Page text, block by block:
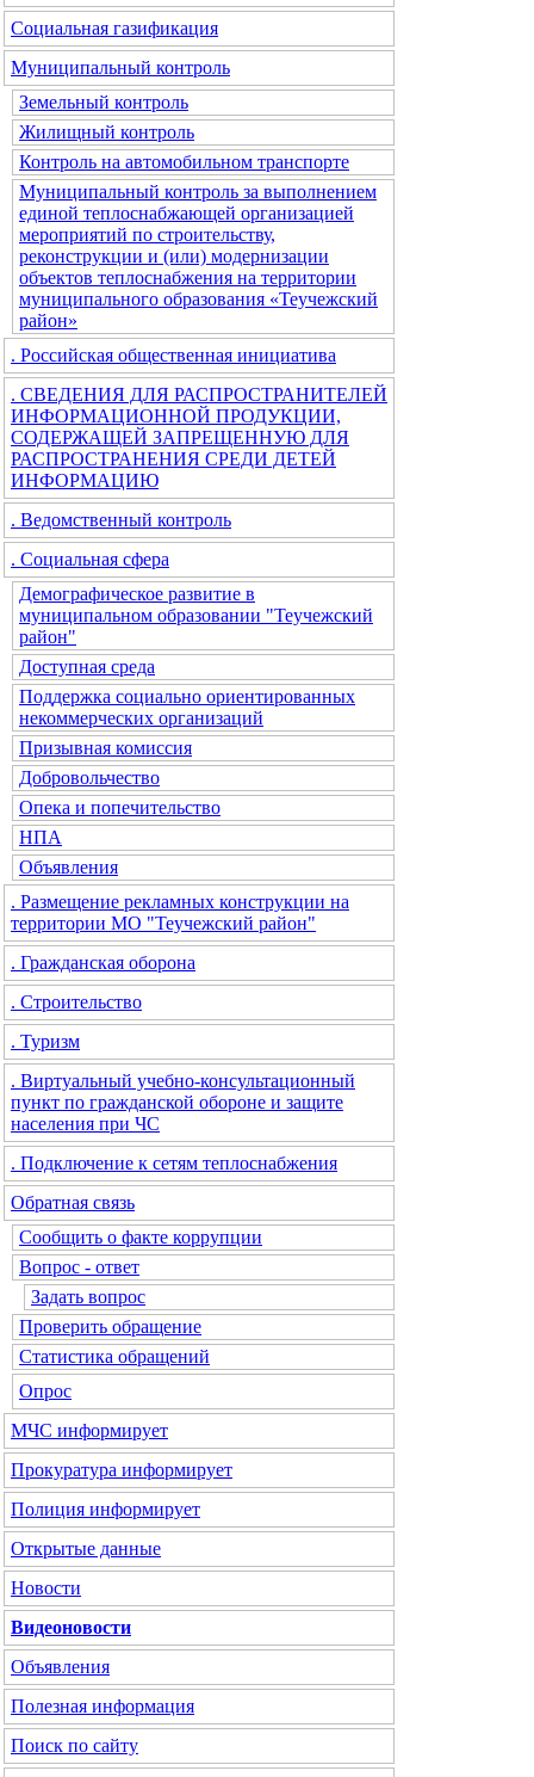
Социальная газификация
Муниципальный контроль
Земельный контроль
Жилищный контроль
Контроль на автомобильном транспорте
Муниципальный контроль за выполнением
единой теплоснабжающей организацией
мероприятий по строительству,
реконструкции и (или) модернизации
объектов теплоснабжения на территории
муниципального образования «Теучежский
район»
. Российская общественная инициатива
. СВЕДЕНИЯ ДЛЯ РАСПРОСТРАНИТЕЛЕЙ
ИНФОРМАЦИОННОЙ ПРОДУКЦИИ,
СОДЕРЖАЩЕЙ ЗАПРЕЩЕННУЮ ДЛЯ
РАСПРОСТРАНЕНИЯ СРЕДИ ДЕТЕЙ
ИНФОРМАЦИЮ
. Ведомственный контроль
. Социальная сфера
Демографическое развитие в
муниципальном образовании "Теучежский
район"
Доступная среда
Поддержка социально ориентированных
некоммерческих организаций
Призывная комиссия
Добровольчество
Опека и попечительство
НПА
Объявления
. Размещение рекламных конструкции на
территории МО "Теучежский район"
. Гражданская оборона
. Строительство
. Туризм
. Виртуальный учебно-консультационный
пункт по гражданской обороне и защите
населения при ЧС
. Подключение к сетям теплоснабжения
Обратная связь
Сообщить о факте коррупции
Вопрос - ответ
Задать вопрос
Проверить обращение
Статистика обращений
Опрос
МЧС информирует
Прокуратура информирует
Полиция информирует
Открытые данные
Новости
Видеоновости
Объявления
Полезная информация
Поиск по сайту